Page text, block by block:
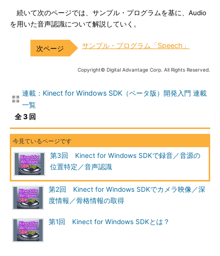
続いて次のページでは、サンプル・プログラムを基に、Audio
を用いた音声認識について解説していく。
サンプル・プログラム「Speech」
Copyright© Digital Advantage Corp. All Rights Reserved.
連載：Kinect for Windows SDK（ベータ版）開発入門 連載
一覧
全 3 回
第3回 Kinect for Windows SDKで録音／音源の
位置特定／音声認識
第2回 Kinect for Windows SDKでカメラ映像／深
度情報／骨格情報の取得
第1回 Kinect for Windows SDKとは？